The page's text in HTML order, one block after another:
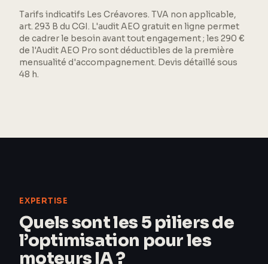
Tarifs indicatifs Les Créavores. TVA non applicable,
art. 293 B du CGI. L'audit AEO gratuit en ligne permet
de cadrer le besoin avant tout engagement ; les 290 €
de l'Audit AEO Pro sont déductibles de la première
mensualité d'accompagnement. Devis détaillé sous
48 h.
EXPERTISE
Quels sont les 5 piliers de
l’optimisation pour les
moteurs IA ?